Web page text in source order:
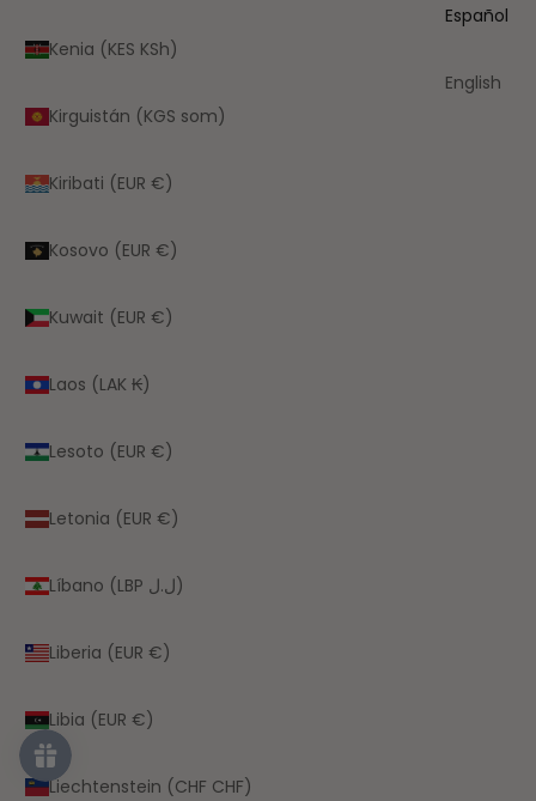
Kenia (KES KSh)
Kirguistán (KGS som)
Kiribati (EUR €)
Kosovo (EUR €)
Kuwait (EUR €)
Laos (LAK ₭)
Lesoto (EUR €)
Letonia (EUR €)
Líbano (LBP ل.ل)
Liberia (EUR €)
Libia (EUR €)
Liechtenstein (CHF CHF)
Español
English